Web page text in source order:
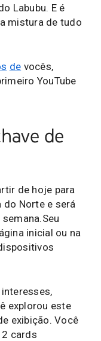
Labubu. E é
mistura de tudo
de vocês,
YouTube
de
de hoje para
do Norte e será
inicial ou na
interesses,
explorou este
exibição. Você
cards